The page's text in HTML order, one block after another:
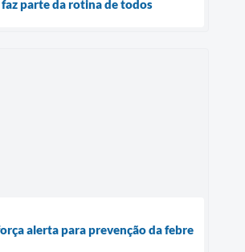
parte da rotina de todos
alerta para prevenção da febre